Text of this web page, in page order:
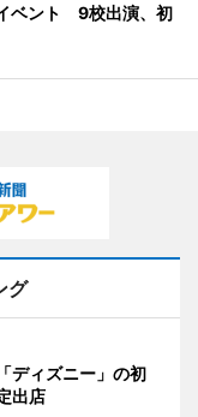
ベント 9校出演、初
グ
ディズニー」の初
出店